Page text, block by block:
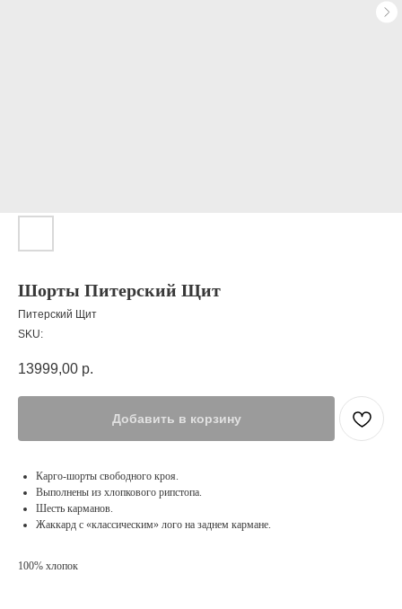
Шорты Питерский Щит
Питерский Щит
SKU:
13999,00 р.
Добавить в корзину
Карго-шорты свободного кроя.
Выполнены из хлопкового рипстопа.
Шесть карманов.
Жаккард с «классическим» лого на заднем кармане.
100% хлопок